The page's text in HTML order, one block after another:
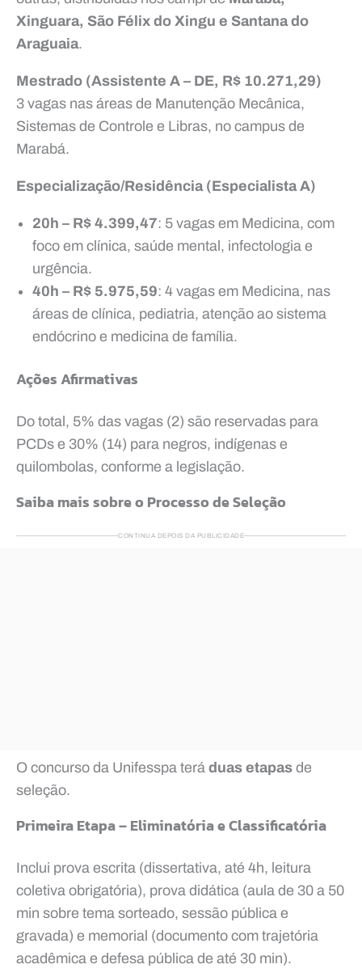
Xinguara, São Félix do Xingu e Santana do
Araguaia.
Mestrado (Assistente A – DE, R$ 10.271,29)
3 vagas nas áreas de Manutenção Mecânica,
Sistemas de Controle e Libras, no campus de
Marabá.
Especialização/Residência (Especialista A)
20h – R$ 4.399,47: 5 vagas em Medicina, com
foco em clínica, saúde mental, infectologia e
urgência.
40h – R$ 5.975,59: 4 vagas em Medicina, nas
áreas de clínica, pediatria, atenção ao sistema
endócrino e medicina de família.
Ações Afirmativas
Do total, 5% das vagas (2) são reservadas para
PCDs e 30% (14) para negros, indígenas e
quilombolas, conforme a legislação.
Saiba mais sobre o Processo de Seleção
CONTINUA DEPOIS DA PUBLICIDADE
O concurso da Unifesspa terá duas etapas de
seleção.
Primeira Etapa – Eliminatória e Classificatória
Inclui prova escrita (dissertativa, até 4h, leitura
coletiva obrigatória), prova didática (aula de 30 a 50
min sobre tema sorteado, sessão pública e
gravada) e memorial (documento com trajetória
acadêmica e defesa pública de até 30 min).